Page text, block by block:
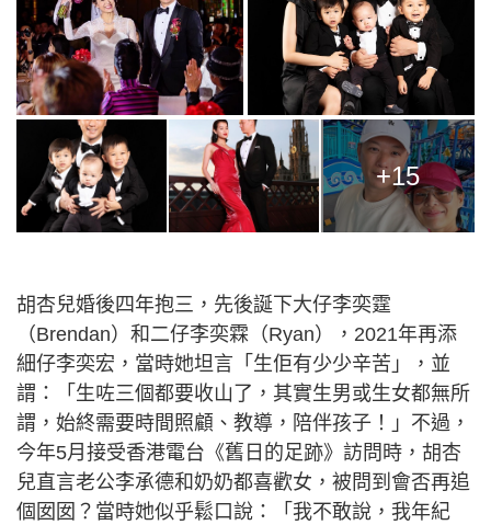
+15
胡杏兒婚後四年抱三，先後誕下大仔李奕霆
（Brendan）和二仔李奕霖（Ryan），2021年再添
細仔李奕宏，當時她坦言「生佢有少少辛苦」，並
謂：「生咗三個都要收山了，其實生男或生女都無所
謂，始終需要時間照顧、教導，陪伴孩子！」不過，
今年5月接受香港電台《舊日的足跡》訪問時，胡杏
兒直言老公李承德和奶奶都喜歡女，被問到會否再追
個囡囡？當時她似乎鬆口說：「我不敢說，我年紀